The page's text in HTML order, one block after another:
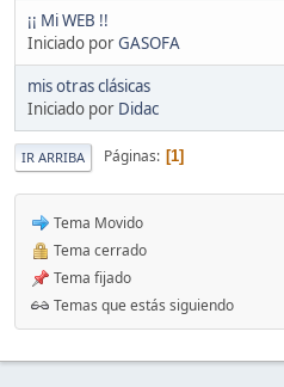
¡¡ Mi WEB !!
Iniciado porGASOFA
mis otras clásicas
Iniciado por Didac
IR ARRIBA Páginas 1
Tema Movido
Tema cerrado
Tema fijado
Temas que estás siguiendo